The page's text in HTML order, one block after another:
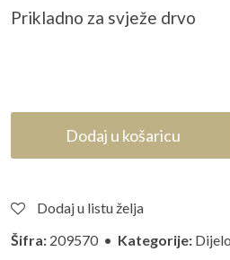
Prikladno za svježe drvo
Dodaj u košaricu
Dodaj u listu želja
Šifra: 209570 • Kategorije: